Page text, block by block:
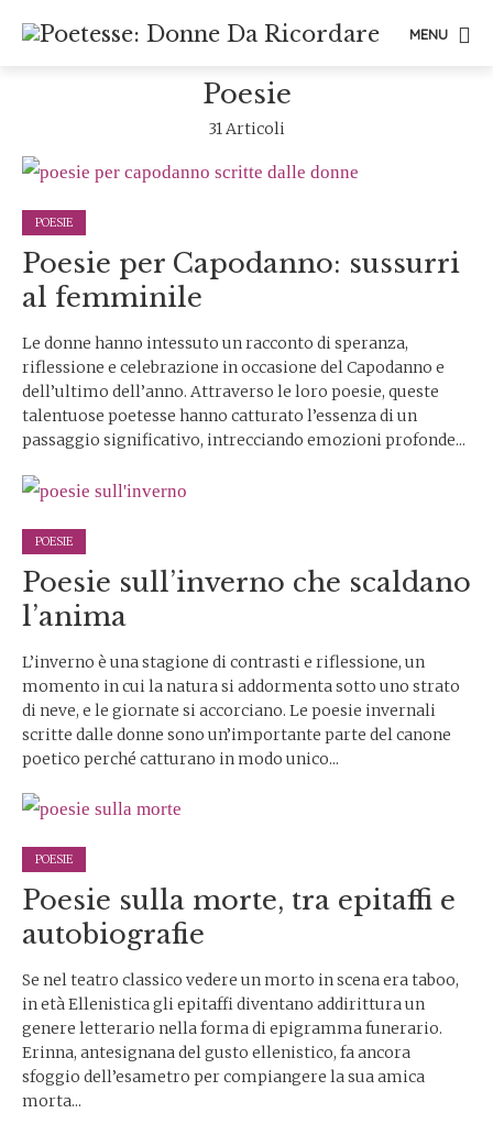
MENU
Poesie
31 Articoli
POESIE
Poesie per Capodanno: sussurri
al femminile
Le donne hanno intessuto un racconto di speranza,
riflessione e celebrazione in occasione del Capodanno e
dell’ultimo dell’anno. Attraverso le loro poesie, queste
talentuose poetesse hanno catturato l’essenza di un
passaggio significativo, intrecciando emozioni profonde...
POESIE
Poesie sull’inverno che scaldano
l’anima
L’inverno è una stagione di contrasti e riflessione, un
momento in cui la natura si addormenta sotto uno strato
di neve, e le giornate si accorciano. Le poesie invernali
scritte dalle donne sono un’importante parte del canone
poetico perché catturano in modo unico...
POESIE
Poesie sulla morte, tra epitaffi e
autobiografie
Se nel teatro classico vedere un morto in scena era taboo,
in età Ellenistica gli epitaffi diventano addirittura un
genere letterario nella forma di epigramma funerario.
Erinna, antesignana del gusto ellenistico, fa ancora
sfoggio dell’esametro per compiangere la sua amica
morta...